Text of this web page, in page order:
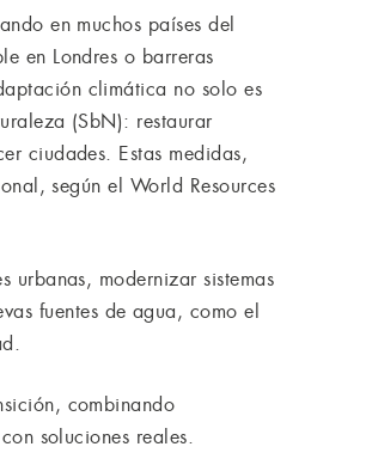
en muchos países del
en Londres o barreras
climática no solo es
(SbN): restaurar
ciudades. Estas medidas,
según el World Resources
urbanas, modernizar sistemas
fuentes de agua, como el
combinando
soluciones reales.